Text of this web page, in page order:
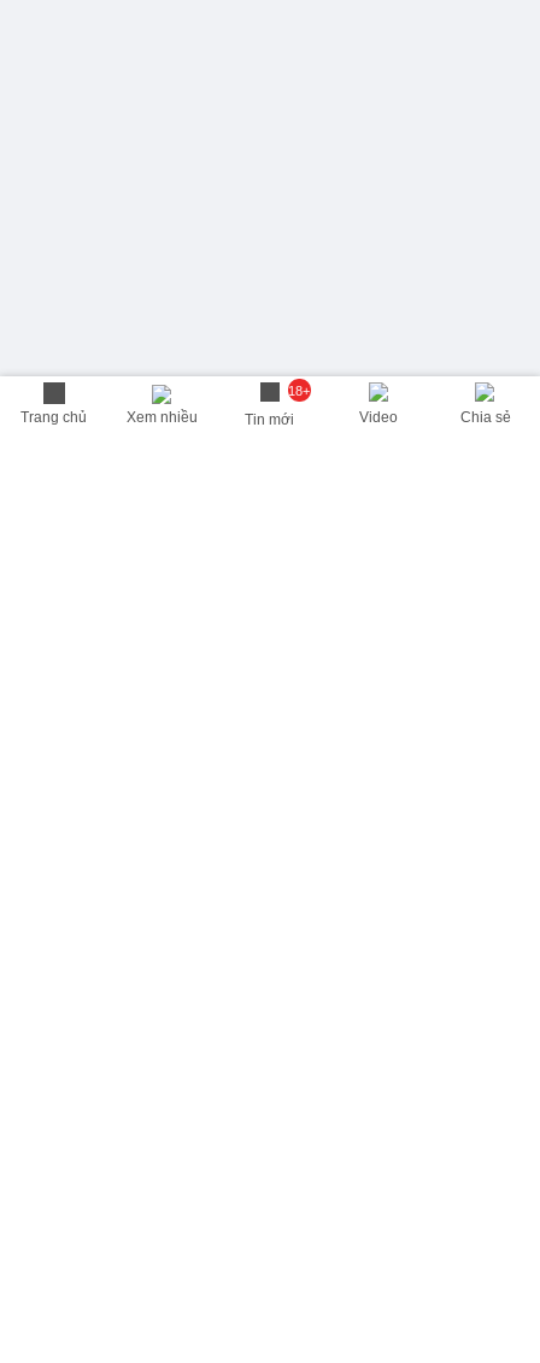
Trang chủ Xem nhiều
18+
Tin mới Video Chia sẻ